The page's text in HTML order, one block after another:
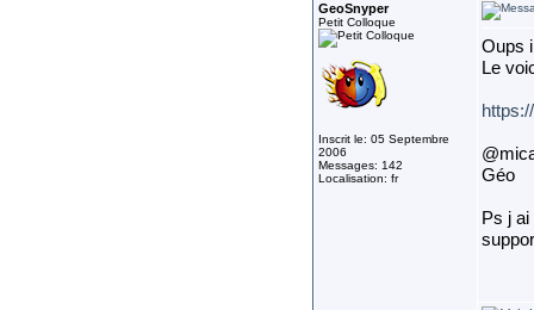
GeoSnyper
Petit Colloque
Inscrit le: 05 Septembre
2006
Messages: 142
Localisation: fr
Oups
Le
Géo
Ps j